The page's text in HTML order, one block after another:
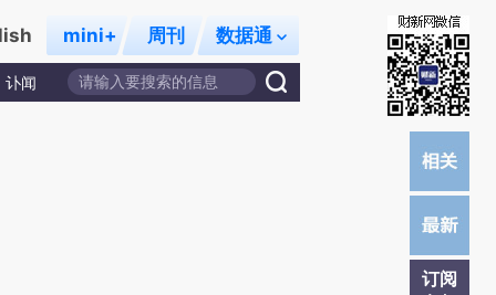
mini+ 周刊 数据通
讣闻
订阅